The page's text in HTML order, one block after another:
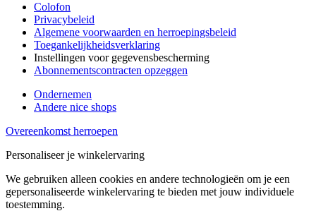
Colofon
Privacybeleid
Algemene voorwaarden en herroepingsbeleid
Toegankelijkheidsverklaring
Instellingen voor gegevensbescherming
Abonnementscontracten opzeggen
Ondernemen
Andere nice shops
Overeenkomst herroepen
Personaliseer je winkelervaring
We gebruiken alleen cookies en andere technologieën om je een
gepersonaliseerde winkelervaring te bieden met jouw individuele
toestemming.